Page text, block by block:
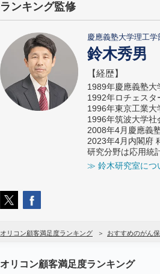
ランキング監修
慶應義塾大学理工
鈴木秀男
【経歴】
1989年慶應義塾
1992年ロチェス
1996年東京工業
1996年筑波大学
2008年4月慶應義
2023年4月内閣府
研究分野は応用統
≫ 鈴木研究室につ
オリコン顧客満足度ランキング おすすめのがん
オリコン顧客満足度ランキング